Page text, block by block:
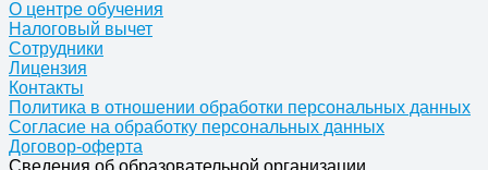
О центре обучения
Налоговый вычет
Сотрудники
Лицензия
Контакты
Политика в отношении обработки персональных данных
Согласие на обработку персональных данных
Договор-оферта
Сведения об образовательной организации